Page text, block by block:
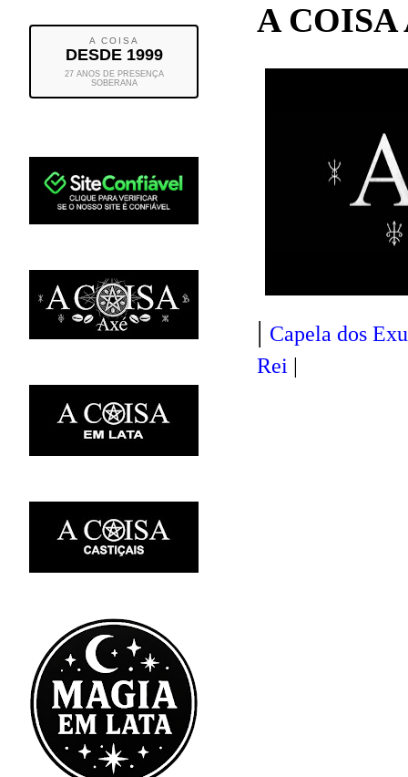
A COISA
| Capela dos
Rei |
A COISA
DESDE 1999
27 ANOS DE PRESENÇA
SOBERANA